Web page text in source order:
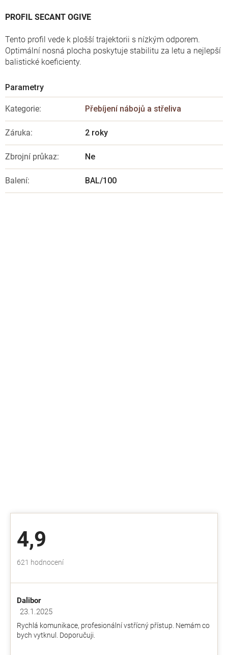
PROFIL SECANT OGIVE
Tento profil vede k plošší trajektorii s nízkým odporem.
Optimální nosná plocha poskytuje stabilitu za letu a nejlepší
balistické koeficienty.
Kategorie: Přebíjení nábojů a střeliva
Záruka: 2 roky
Zbrojní průkaz: Ne
Balení: BAL/100
4,9
Průměrné
obchodu
4,9
hvězdiček.
621 hodnocení
Dalibor
Hodnocení obchodu je 5 z 5 hvězdiček.
23.1.2025
Rychlá komunikace, profesionální vstřícný přístup. Nemám co
bych vytknul. Doporučuji.